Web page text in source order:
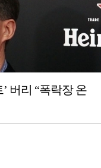
버리 “폭락장 온